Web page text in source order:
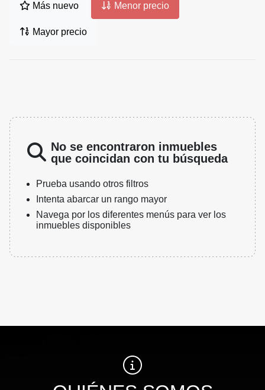
Más nuevo Menor precio
Mayor precio
No se encontraron inmuebles
que coincidan con tu búsqueda
Prueba usando otros filtros
Intenta abarcar un rango mayor
Navega por los diferentes menús para ver los
inmuebles disponibles